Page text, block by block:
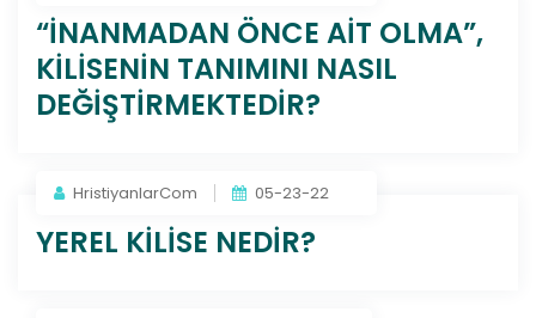
“İNANMADAN ÖNCE AİT OLMA”,
KİLİSENİN TANIMINI NASIL
DEĞİŞTİRMEKTEDİR?
HristiyanlarCom 05-23-22
YEREL KİLİSE NEDİR?